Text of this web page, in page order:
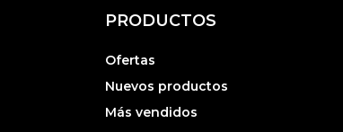
PRODUCTOS
Ofertas
Nuevos productos
Más vendidos